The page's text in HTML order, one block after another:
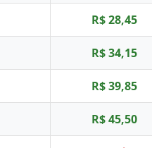
R$ 28,45
R$ 34,15
R$ 39,85
R$ 45,50